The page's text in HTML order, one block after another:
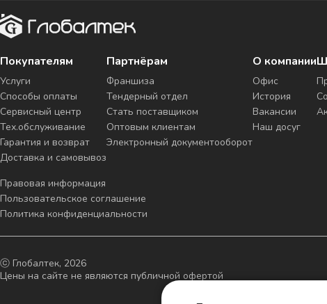
Покупателям
Услуги
Способы оплаты
Сервисный центр
Тех.обслуживание
Гарантия и возврат
Доставка и самовывоз
Партнёрам
Франшиза
Тендерный отдел
Стать поставщиком
Оптовым клиентам
Электронный документооборот
О компании
Офис
История
Вакансии
Наш досуг
Правовая информация
Пользовательское соглашение
Политика конфиденциальности
ⓒ Глобалтек, 2026
Цены на сайте не являются публичной офертой